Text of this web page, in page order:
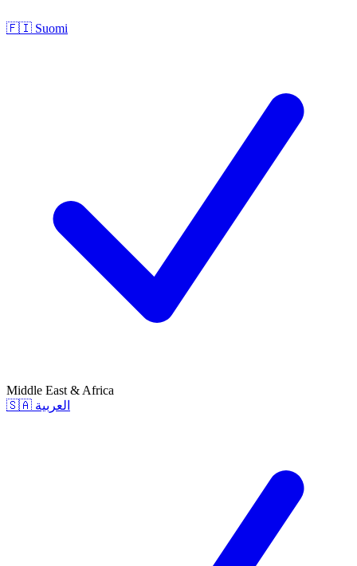
🇫🇮 Suomi
Middle East & Africa
🇸🇦 العربية